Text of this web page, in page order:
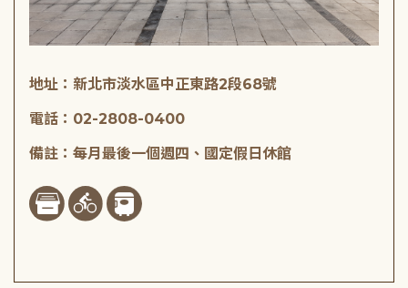
地址：新北市淡水區中正東路2段68號
電話：02-2808-0400
備註：每月最後一個週四、國定假日休館